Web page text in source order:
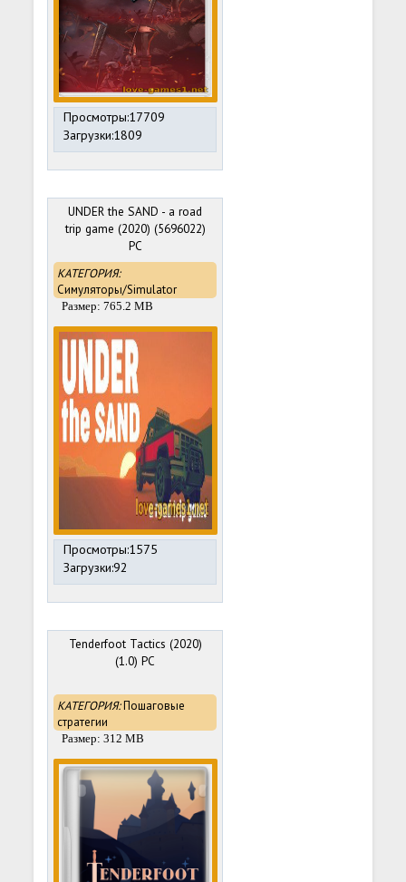
Просмотры:17709
Загрузки:1809
UNDER the SAND - a road
trip game (2020) (5696022)
PC
КАТЕГОРИЯ:
Симуляторы/Simulator
Размер: 765.2 MB
Просмотры:1575
Загрузки:92
Tenderfoot Tactics (2020)
(1.0) PC
КАТЕГОРИЯ:Пошаговые
стратегии
Размер: 312 MB